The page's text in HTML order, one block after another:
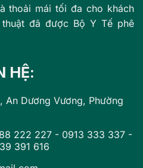
thoải mái tối đa cho khách
đã được Bộ Y Tế phê
HỆ:
Dương Vương, Phường
222 227 - 0913 333 337 -
391 616